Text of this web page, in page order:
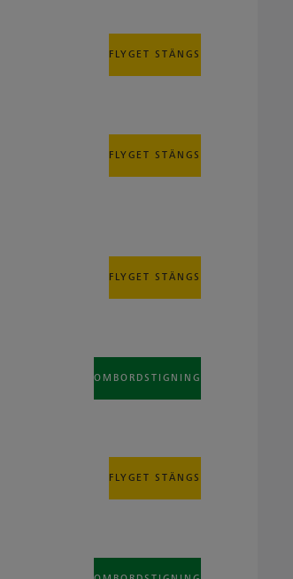
FLYGET STÄNGS
FLYGET STÄNGS
FLYGET STÄNGS
OMBORDSTIGNING
FLYGET STÄNGS